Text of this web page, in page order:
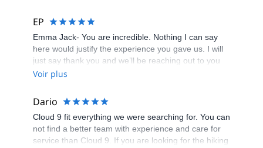
physical capacity. We are grateful he brought us on a
trail we wouldn’t have known about otherwise! Emma
was also a great help with coordination and
brainstorming ideas with us in the lead-up to the
hike. Highly recommend!
EP
Emma Jack- You are incredible. Nothing I can say
here would justify the experience you gave us. I will
just say thank you and we’ll be reaching out to you
again to plan our future adventures.
Voir plus
Dario
Cloud 9 fit everything we were searching for. You can
not find a better team with experience and care for
service than Cloud 9. If you are looking for the hiking